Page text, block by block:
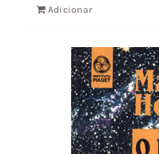
era:
Adicionar